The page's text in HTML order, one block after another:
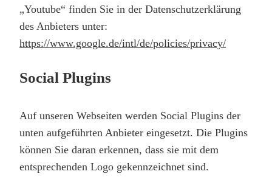
„Youtube“ finden Sie in der Datenschutzerklärung
des Anbieters unter:
https://www.google.de/intl/de/policies/privacy/
Social Plugins
Auf unseren Webseiten werden Social Plugins der
unten aufgeführten Anbieter eingesetzt. Die Plugins
können Sie daran erkennen, dass sie mit dem
entsprechenden Logo gekennzeichnet sind.